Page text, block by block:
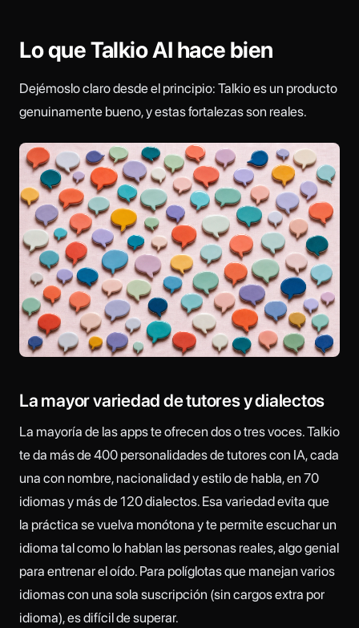
Lo que Talkio AI hace bien
Dejémoslo claro desde el principio: Talkio es un producto
genuinamente bueno, y estas fortalezas son reales.
La mayor variedad de tutores y dialectos
La mayoría de las apps te ofrecen dos o tres voces. Talkio
te da más de 400 personalidades de tutores con IA, cada
una con nombre, nacionalidad y estilo de habla, en 70
idiomas y más de 120 dialectos. Esa variedad evita que
la práctica se vuelva monótona y te permite escuchar un
idioma tal como lo hablan las personas reales, algo genial
para entrenar el oído. Para políglotas que manejan varios
idiomas con una sola suscripción (sin cargos extra por
idioma), es difícil de superar.